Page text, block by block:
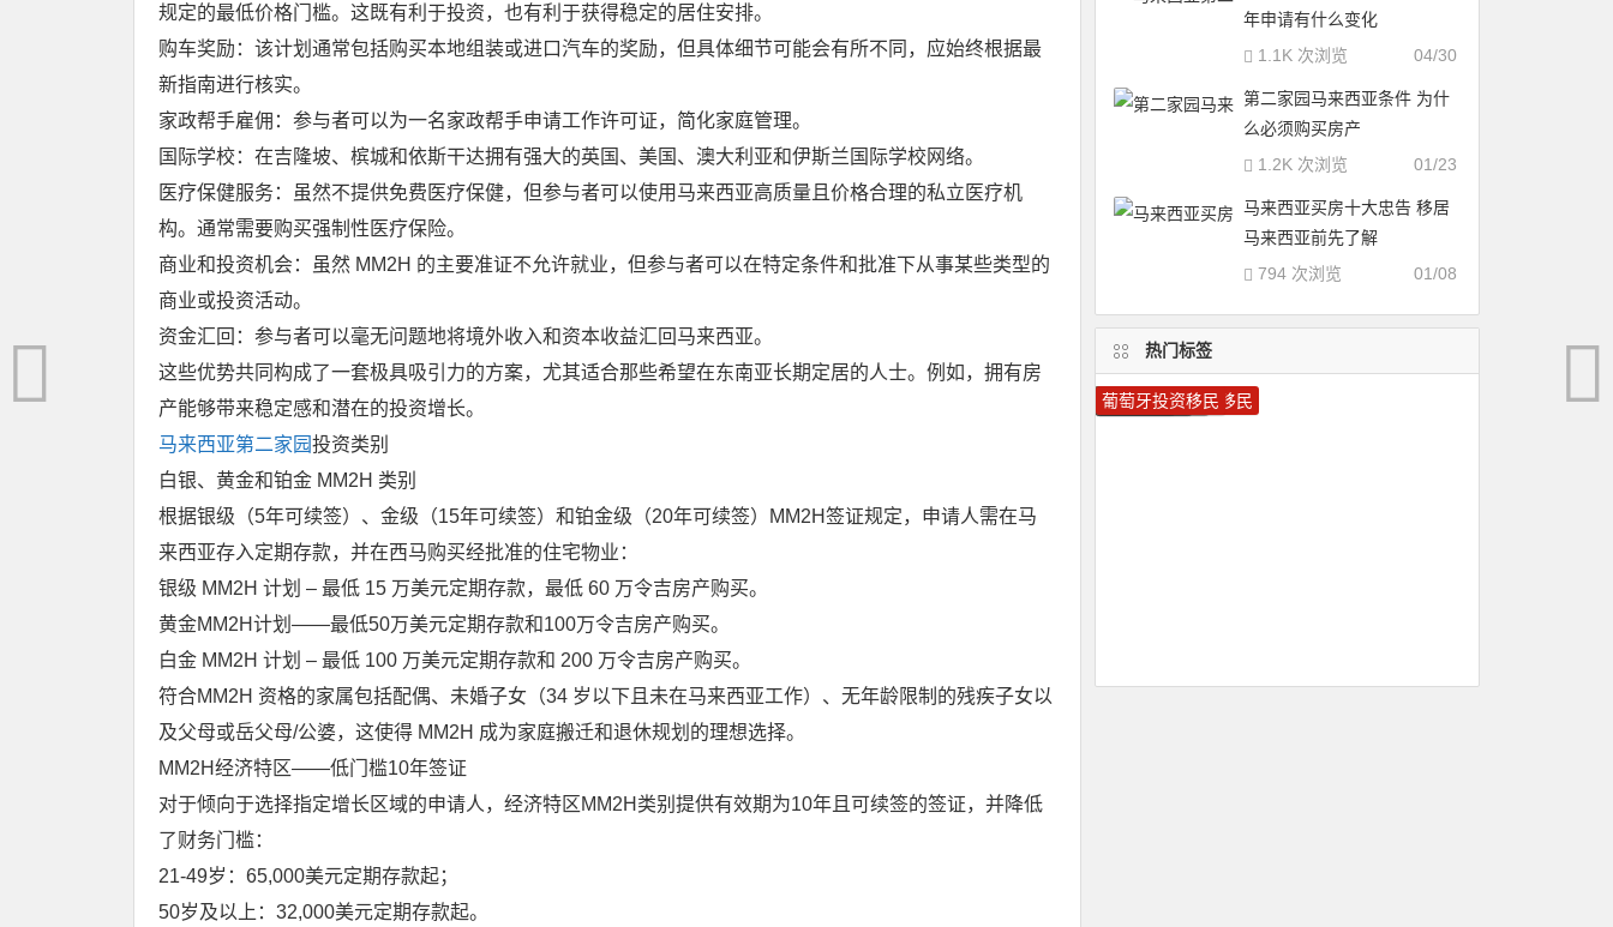
规定的最低价格门槛。这既有利于投资，也有利于获得稳定的居住安排。
购车奖励：该计划通常包括购买本地组装或进口汽车的奖励，但具体细节可能会有所不同，应始终根据最
新指南进行核实。
家政帮手雇佣：参与者可以为一名家政帮手申请工作许可证，简化家庭管理。
国际学校：在吉隆坡、槟城和依斯干达拥有强大的英国、美国、澳大利亚和伊斯兰国际学校网络。
医疗保健服务：虽然不提供免费医疗保健，但参与者可以使用马来西亚高质量且价格合理的私立医疗机
构。通常需要购买强制性医疗保险。
商业和投资机会：虽然 MM2H 的主要准证不允许就业，但参与者可以在特定条件和批准下从事某些类型的
商业或投资活动。
资金汇回：参与者可以毫无问题地将境外收入和资本收益汇回马来西亚。
这些优势共同构成了一套极具吸引力的方案，尤其适合那些希望在东南亚长期定居的人士。例如，拥有房
产能够带来稳定感和潜在的投资增长。
马来西亚第二家园投资类别
白银、黄金和铂金 MM2H 类别
根据银级（5年可续签）、金级（15年可续签）和铂金级（20年可续签）MM2H签证规定，申请人需在马
来西亚存入定期存款，并在西马购买经批准的住宅物业：
银级 MM2H 计划 – 最低 15 万美元定期存款，最低 60 万令吉房产购买。
黄金MM2H计划——最低50万美元定期存款和100万令吉房产购买。
白金 MM2H 计划 – 最低 100 万美元定期存款和 200 万令吉房产购买。
符合MM2H 资格的家属包括配偶、未婚子女（34 岁以下且未在马来西亚工作）、无年龄限制的残疾子女以
及父母或岳父母/公婆，这使得 MM2H 成为家庭搬迁和退休规划的理想选择。
MM2H经济特区——低门槛10年签证
对于倾向于选择指定增长区域的申请人，经济特区MM2H类别提供有效期为10年且可续签的签证，并降低
了财务门槛：
21-49岁：65,000美元定期存款起；
50岁及以上：32,000美元定期存款起。
年申请有什么变化
04/30
1.1K 次浏览
第二家园马来西亚条件 为什
么必须购买房产
01/23
1.2K 次浏览
马来西亚买房十大忠告 移居
马来西亚前先了解
01/08
794 次浏览
热门标签
希腊移民
圣基茨移民
移民希腊
希腊投资移民
瓦努阿图移民
移民加拿大
葡萄牙移民
多米尼克护照
马耳他移民
加拿大技术移民
马耳他护照
加拿大雇主担保移民
圣卢西亚护照
瓦努阿图护照
移民葡萄牙
圣卢西亚移民
加拿大移民
美国移民
圣基茨护照
葡萄牙投资移民